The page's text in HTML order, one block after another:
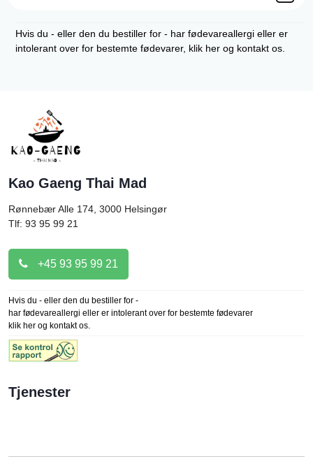
Hvis du - eller den du bestiller for - har fødevareallergi eller er
intolerant over for bestemte fødevarer, klik her og kontakt os.
Kao Gaeng Thai Mad
Rønnebær Alle 174, 3000 Helsingør
Tlf: 93 95 99 21
+45 93 95 99 21
Hvis du - eller den du bestiller for -
har fødevareallergi eller er intolerant over for bestemte fødevarer
klik her og kontakt os.
Tjenester